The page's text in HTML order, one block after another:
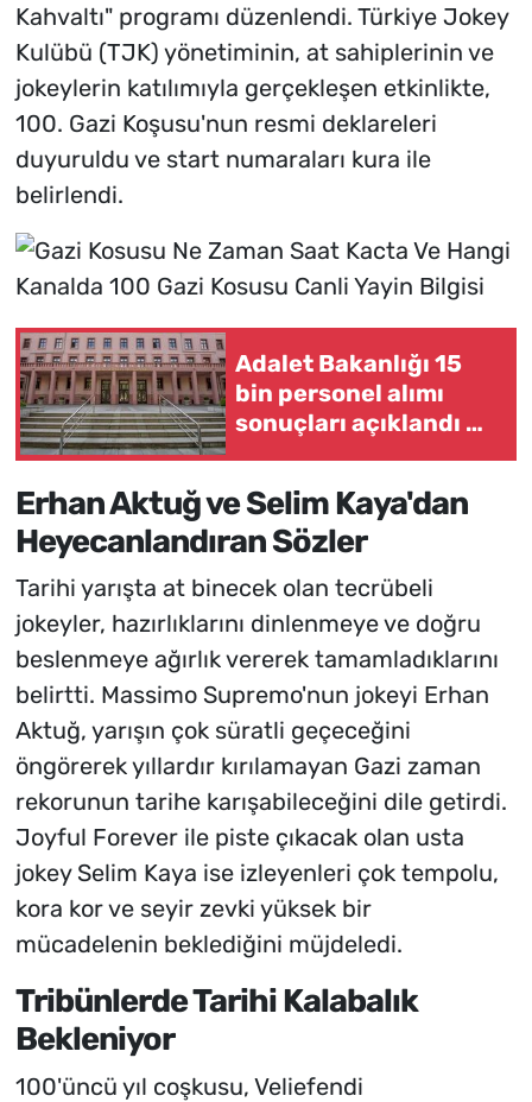
Kahvaltı" programı düzenlendi. Türkiye Jokey
Kulübü (TJK) yönetiminin, at sahiplerinin ve
jokeylerin katılımıyla gerçekleşen etkinlikte,
100. Gazi Koşusu'nun resmi deklareleri
duyuruldu ve start numaraları kura ile
belirlendi.
Adalet Bakanlığı 15
bin personel alımı
sonuçları açıklandı mı,
zabıt katibi ve
mübaşir
Erhan Aktuğ ve Selim Kaya'dan
Heyecanlandıran Sözler
Tarihi yarışta at binecek olan tecrübeli
jokeyler, hazırlıklarını dinlenmeye ve doğru
beslenmeye ağırlık vererek tamamladıklarını
belirtti. Massimo Supremo'nun jokeyi Erhan
Aktuğ, yarışın çok süratli geçeceğini
öngörerek yıllardır kırılamayan Gazi zaman
rekorunun tarihe karışabileceğini dile getirdi.
Joyful Forever ile piste çıkacak olan usta
jokey Selim Kaya ise izleyenleri çok tempolu,
kora kor ve seyir zevki yüksek bir
mücadelenin beklediğini müjdeledi.
Tribünlerde Tarihi Kalabalık
Bekleniyor
100'üncü yıl coşkusu, Veliefendi